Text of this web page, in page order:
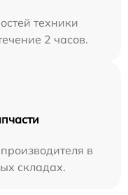
техники
2 часов.
в
складах.